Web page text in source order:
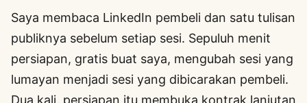
Saya membaca LinkedIn pembeli dan satu tulisan
publiknya sebelum setiap sesi. Sepuluh menit
persiapan, gratis buat saya, mengubah sesi yang
lumayan menjadi sesi yang dibicarakan pembeli.
Dua kali, persiapan itu membuka kontrak lanjutan